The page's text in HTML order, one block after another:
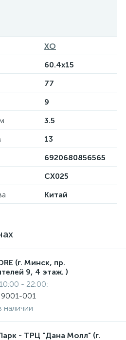
XO
60.4х15
77
9
3.5
13
6920680856565
CX025
Китай
(г. Минск, пр.
9, 4 этаж. )
- 22:00;
9001-001
наличии
- ТРЦ "Дана Молл" (г.